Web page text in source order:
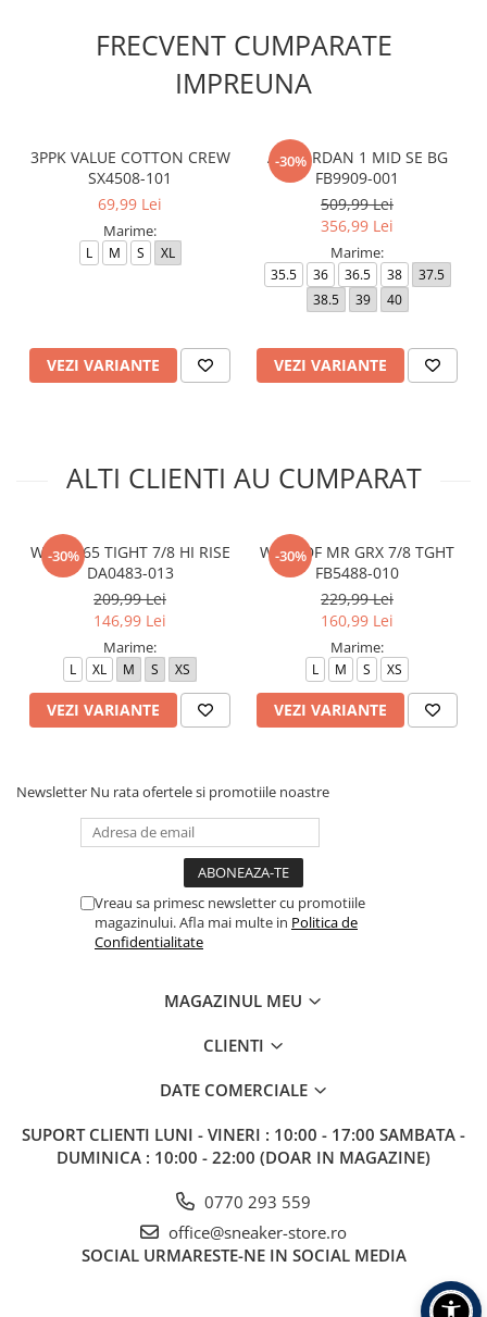
FRECVENT CUMPARATE
IMPREUNA
3PPK VALUE COTTON CREW
SX4508-101
69,99 Lei
Marime:
L M S XL
VEZI VARIANTE
-30%
AIR JORDAN 1 MID SE BG
FB9909-001
509,99 Lei
356,99 Lei
Marime:
35.5 36 36.5 38
37.5
38.5
39 40
VEZI VARIANTE
ALTI CLIENTI AU CUMPARAT
-30%
W NP 365 TIGHT 7/8 HI RISE
DA0483-013
209,99 Lei
146,99 Lei
Marime:
L XL M S XS
VEZI VARIANTE
-30%
W NP DF MR GRX 7/8 TGHT
FB5488-010
229,99 Lei
160,99 Lei
Marime:
L M S XS
VEZI VARIANTE
Newsletter Nu rata ofertele si promotiile noastre
Vreau sa primesc newsletter cu promotiile
magazinului. Afla mai multe in Politica de
Confidentialitate
MAGAZINUL MEU
CLIENTI
DATE COMERCIALE
SUPORT CLIENTI LUNI - VINERI : 10:00 - 17:00 SAMBATA -
DUMINICA : 10:00 - 22:00 (DOAR IN MAGAZINE)
0770 293 559
office@sneaker-store.ro
SOCIAL URMARESTE-NE IN SOCIAL MEDIA